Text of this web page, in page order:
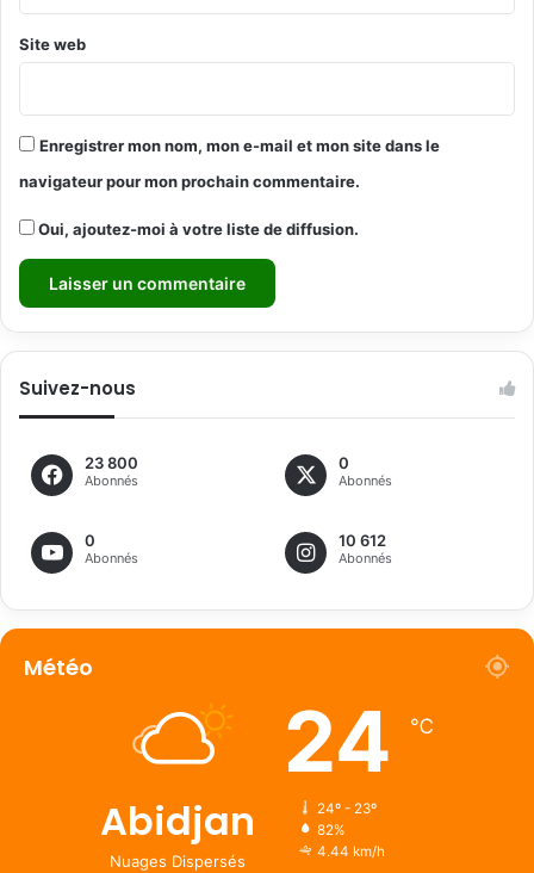
Site web
Enregistrer mon nom, mon e-mail et mon site dans le
navigateur pour mon prochain commentaire.
Oui, ajoutez-moi à votre liste de diffusion.
Suivez-nous
23 800
Abonnés
0
Abonnés
0
Abonnés
10 612
Abonnés
Météo
Abidjan
Nuages Dispersés
24 ℃
24º - 23º
82%
4.44 km/h